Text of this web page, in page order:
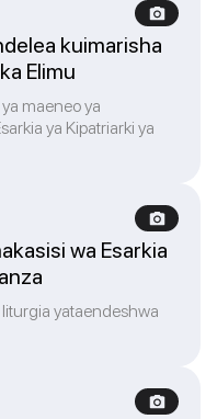
kuimarisha
Elimu
maeneo ya
ya Kipatriarki ya
wa Esarkia
yataendeshwa